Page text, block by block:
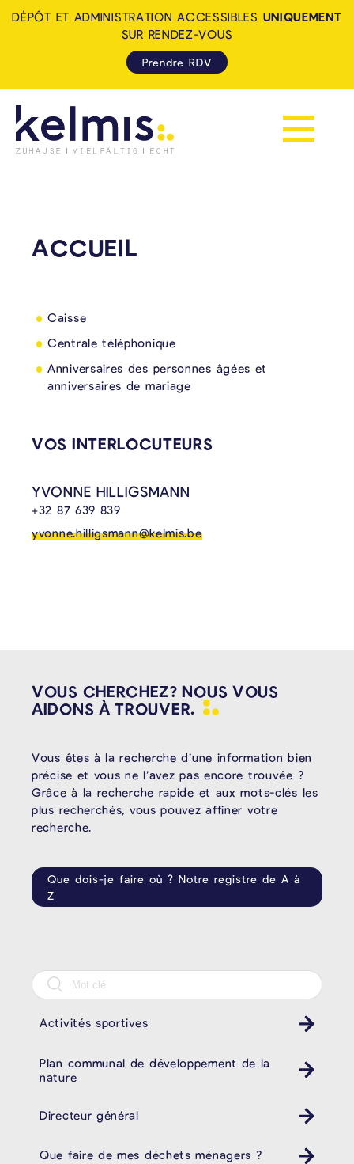
Afficher la
DÉPÔT ET ADMINISTRATION ACCESSIBLES UNIQUEMENT
SUR RENDEZ-VOUS
Prendre RDV
ACCUEIL
Caisse
Centrale téléphonique
Anniversaires des personnes âgées et
anniversaires de mariage
VOS INTERLOCUTEURS
YVONNE HILLIGSMANN
+32 87 639 839
yvonne.hilligsmann@kelmis.be
VOUS CHERCHEZ? NOUS VOUS
AIDONS ÀTROUVER.
Vous êtes à la recherche d’une information bien
précise et vous ne l’avez pas encore trouvée ?
Grâce à la recherche rapide et aux mots-clés les
plus recherchés, vous pouvez affiner votre
recherche.
Que dois-je faire où ? Notre registre de A à
Z
Activités sportives
Plan communal de développement de la
nature
Directeur général
Que faire de mes déchets ménagers ?
Poubelle Müll